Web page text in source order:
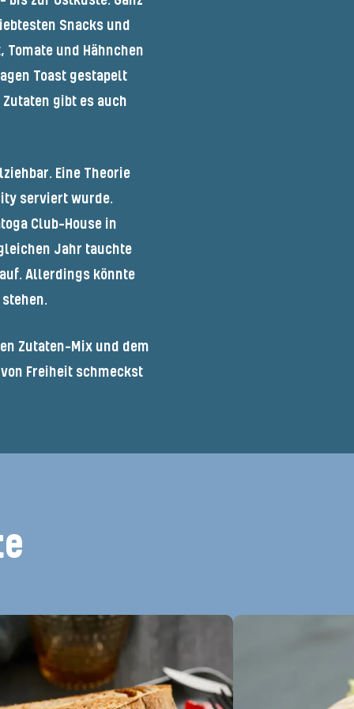
Snacks und
Tomate und Hähnchen
Toast gestapelt
gibt es auch
Eine Theorie
serviert wurde.
Club-House in
Jahr tauchte
Allerdings könnte
Zutaten-Mix und dem
Freiheit schmeckst